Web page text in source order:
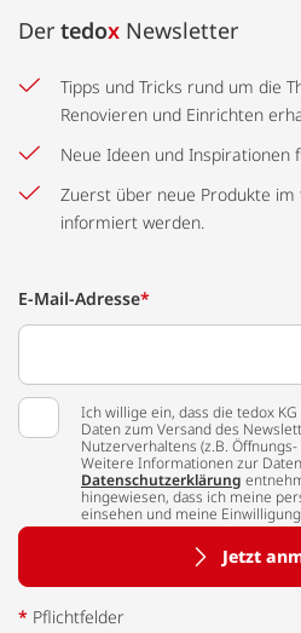
Der tedox Newsletter
Tipps und Tricks rund um die
Renovieren und Einrichten
Neue Ideen und Inspirationen
Zuerst über neue Produkte im
informiert werden.
E-Mail-Adresse*
Ich willige ein, dass die tedox
Daten zum Versand des
Nutzerverhaltens (z.B.
Weitere Informationen zur
Datenschutzerklärung
hingewiesen, dass ich meine
einsehen und meine
Jetzt
* Pflichtfelder